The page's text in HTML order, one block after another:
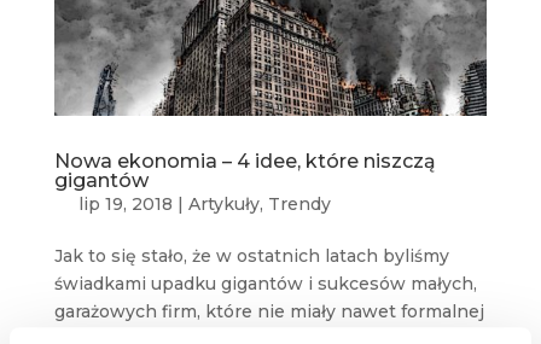
Nowa ekonomia – 4 idee, które niszczą
gigantów
lip 19, 2018 | Artykuły, Trendy
Jak to się stało, że w ostatnich latach byliśmy
świadkami upadku gigantów i sukcesów małych,
garażowych firm, które nie miały nawet formalnej